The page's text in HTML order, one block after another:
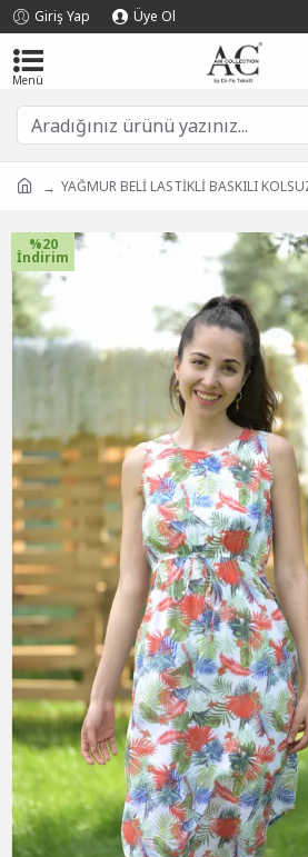
Giriş Yap Üye Ol
YAĞMUR BELİ LASTİKLİ BASKILI
%20
İndirim